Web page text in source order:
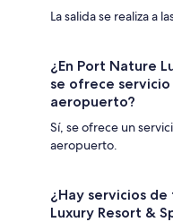
La salida se realiza a
¿En Port Nature
se ofrece
aeropuerto?
Sí, se ofrece un
aeropuerto.
¿Hay servicios
Luxury Resort &